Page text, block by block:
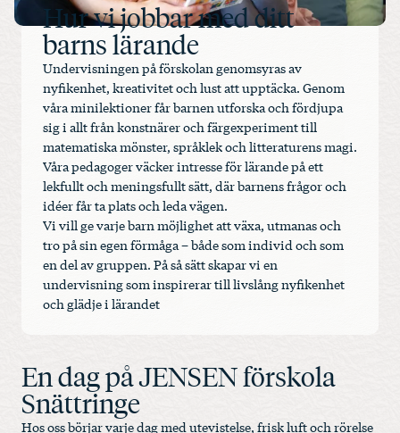
Hur vi jobbar med ditt
barns lärande
Undervisningen på förskolan genomsyras av
nyfikenhet, kreativitet och lust att upptäcka. Genom
våra minilektioner får barnen utforska och fördjupa
sig i allt från konstnärer och färgexperiment till
matematiska mönster, språklek och litteraturens magi.
Våra pedagoger väcker intresse för lärande på ett
lekfullt och meningsfullt sätt, där barnens frågor och
idéer får ta plats och leda vägen.
Vi vill ge varje barn möjlighet att växa, utmanas och
tro på sin egen förmåga – både som individ och som
en del av gruppen. På så sätt skapar vi en
undervisning som inspirerar till livslång nyfikenhet
och glädje i lärandet
En dag på JENSEN förskola
Snättringe
Hos oss börjar varje dag med utevistelse, frisk luft och rörelse